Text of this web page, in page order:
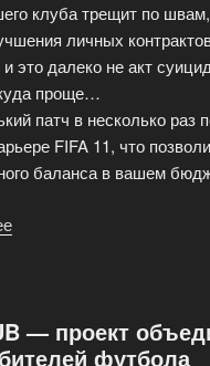
клуба трещит по швам,
личных
это далеко не акт
проще…
патч в несколько раз
FIFA 11, что
баланса в вашем
дополнения»
— проект
футбола